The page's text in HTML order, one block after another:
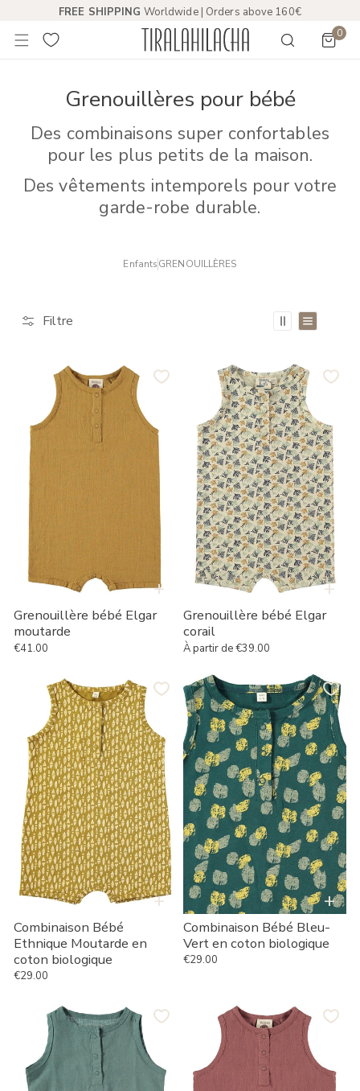
AU CONTENUFREE SHIPPING Worldwide | Orders above 160€
0
L
e
r
e
l
Grenouillères pour bébé
Des combinaisons super confortables
pour les plus petits de la maison.
Des vêtements intemporels pour votre
garde-robe durable.
EnfantsGRENOUILLÈRES
Filtre
Grenouillère
moutarde
+
Grenouillère bébé Elgar
moutarde
Prix habituel
€41.00
Grenouillère
+
Grenouillère bébé Elgar
corail
Prix habituel
À partir de €39.00
Combinaison
Ethnique
Moutarde
coton
biologique
+
Combinaison Bébé
Ethnique Moutarde en
coton biologique
Prix habituel
€29.00
Combinaison
Bébé
Bleu-
Vert
en
coton
biologique
+
Combinaison Bébé Bleu-
Vert en coton biologique
Prix habituel
€29.00
Combinaison
Aigue-
Marine
Grenouillère
mauve